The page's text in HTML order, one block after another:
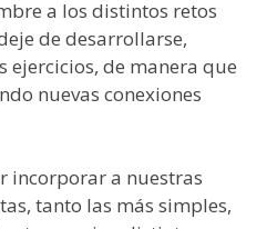
a los distintos retos
de desarrollarse,
ejercicios, de manera que
nuevas conexiones
incorporar a nuestras
tanto las más simples,